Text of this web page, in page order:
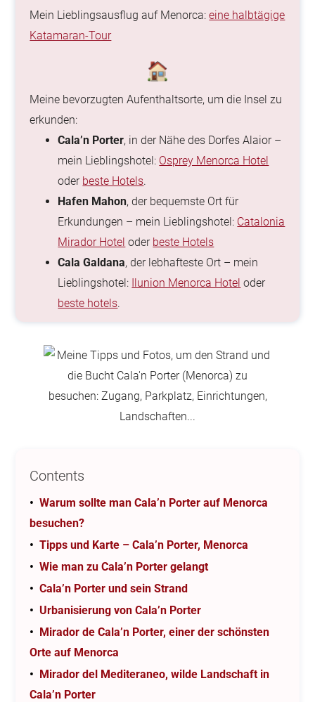
Mein Lieblingsausflug auf Menorca:eine halbtägige
Katamaran-Tour
Meine bevorzugten Aufenthaltsorte, um die Insel zu
erkunden:
Cala’n Porter, in der Nähe des Dorfes Alaior –
mein Lieblingshotel: Osprey Menorca Hotel
oder beste Hotels.
Hafen Mahon, der bequemste Ort für
Erkundungen – mein Lieblingshotel: Catalonia
Mirador Hotel oder beste Hotels
Cala Galdana, der lebhafteste Ort – mein
Lieblingshotel:
Ilunion Menorca Hotel oder
beste hotels.
Contents
Warum sollte man Cala’n Porter auf Menorca
besuchen?
Tipps und Karte – Cala’n Porter, Menorca
Wie man zu Cala’n Porter gelangt
Cala’n Porter und sein Strand
Urbanisierung von Cala’n Porter
Mirador de Cala’n Porter, einer der schönsten
Orte auf Menorca
Mirador del Mediteraneo, wilde Landschaft in
Cala’n Porter